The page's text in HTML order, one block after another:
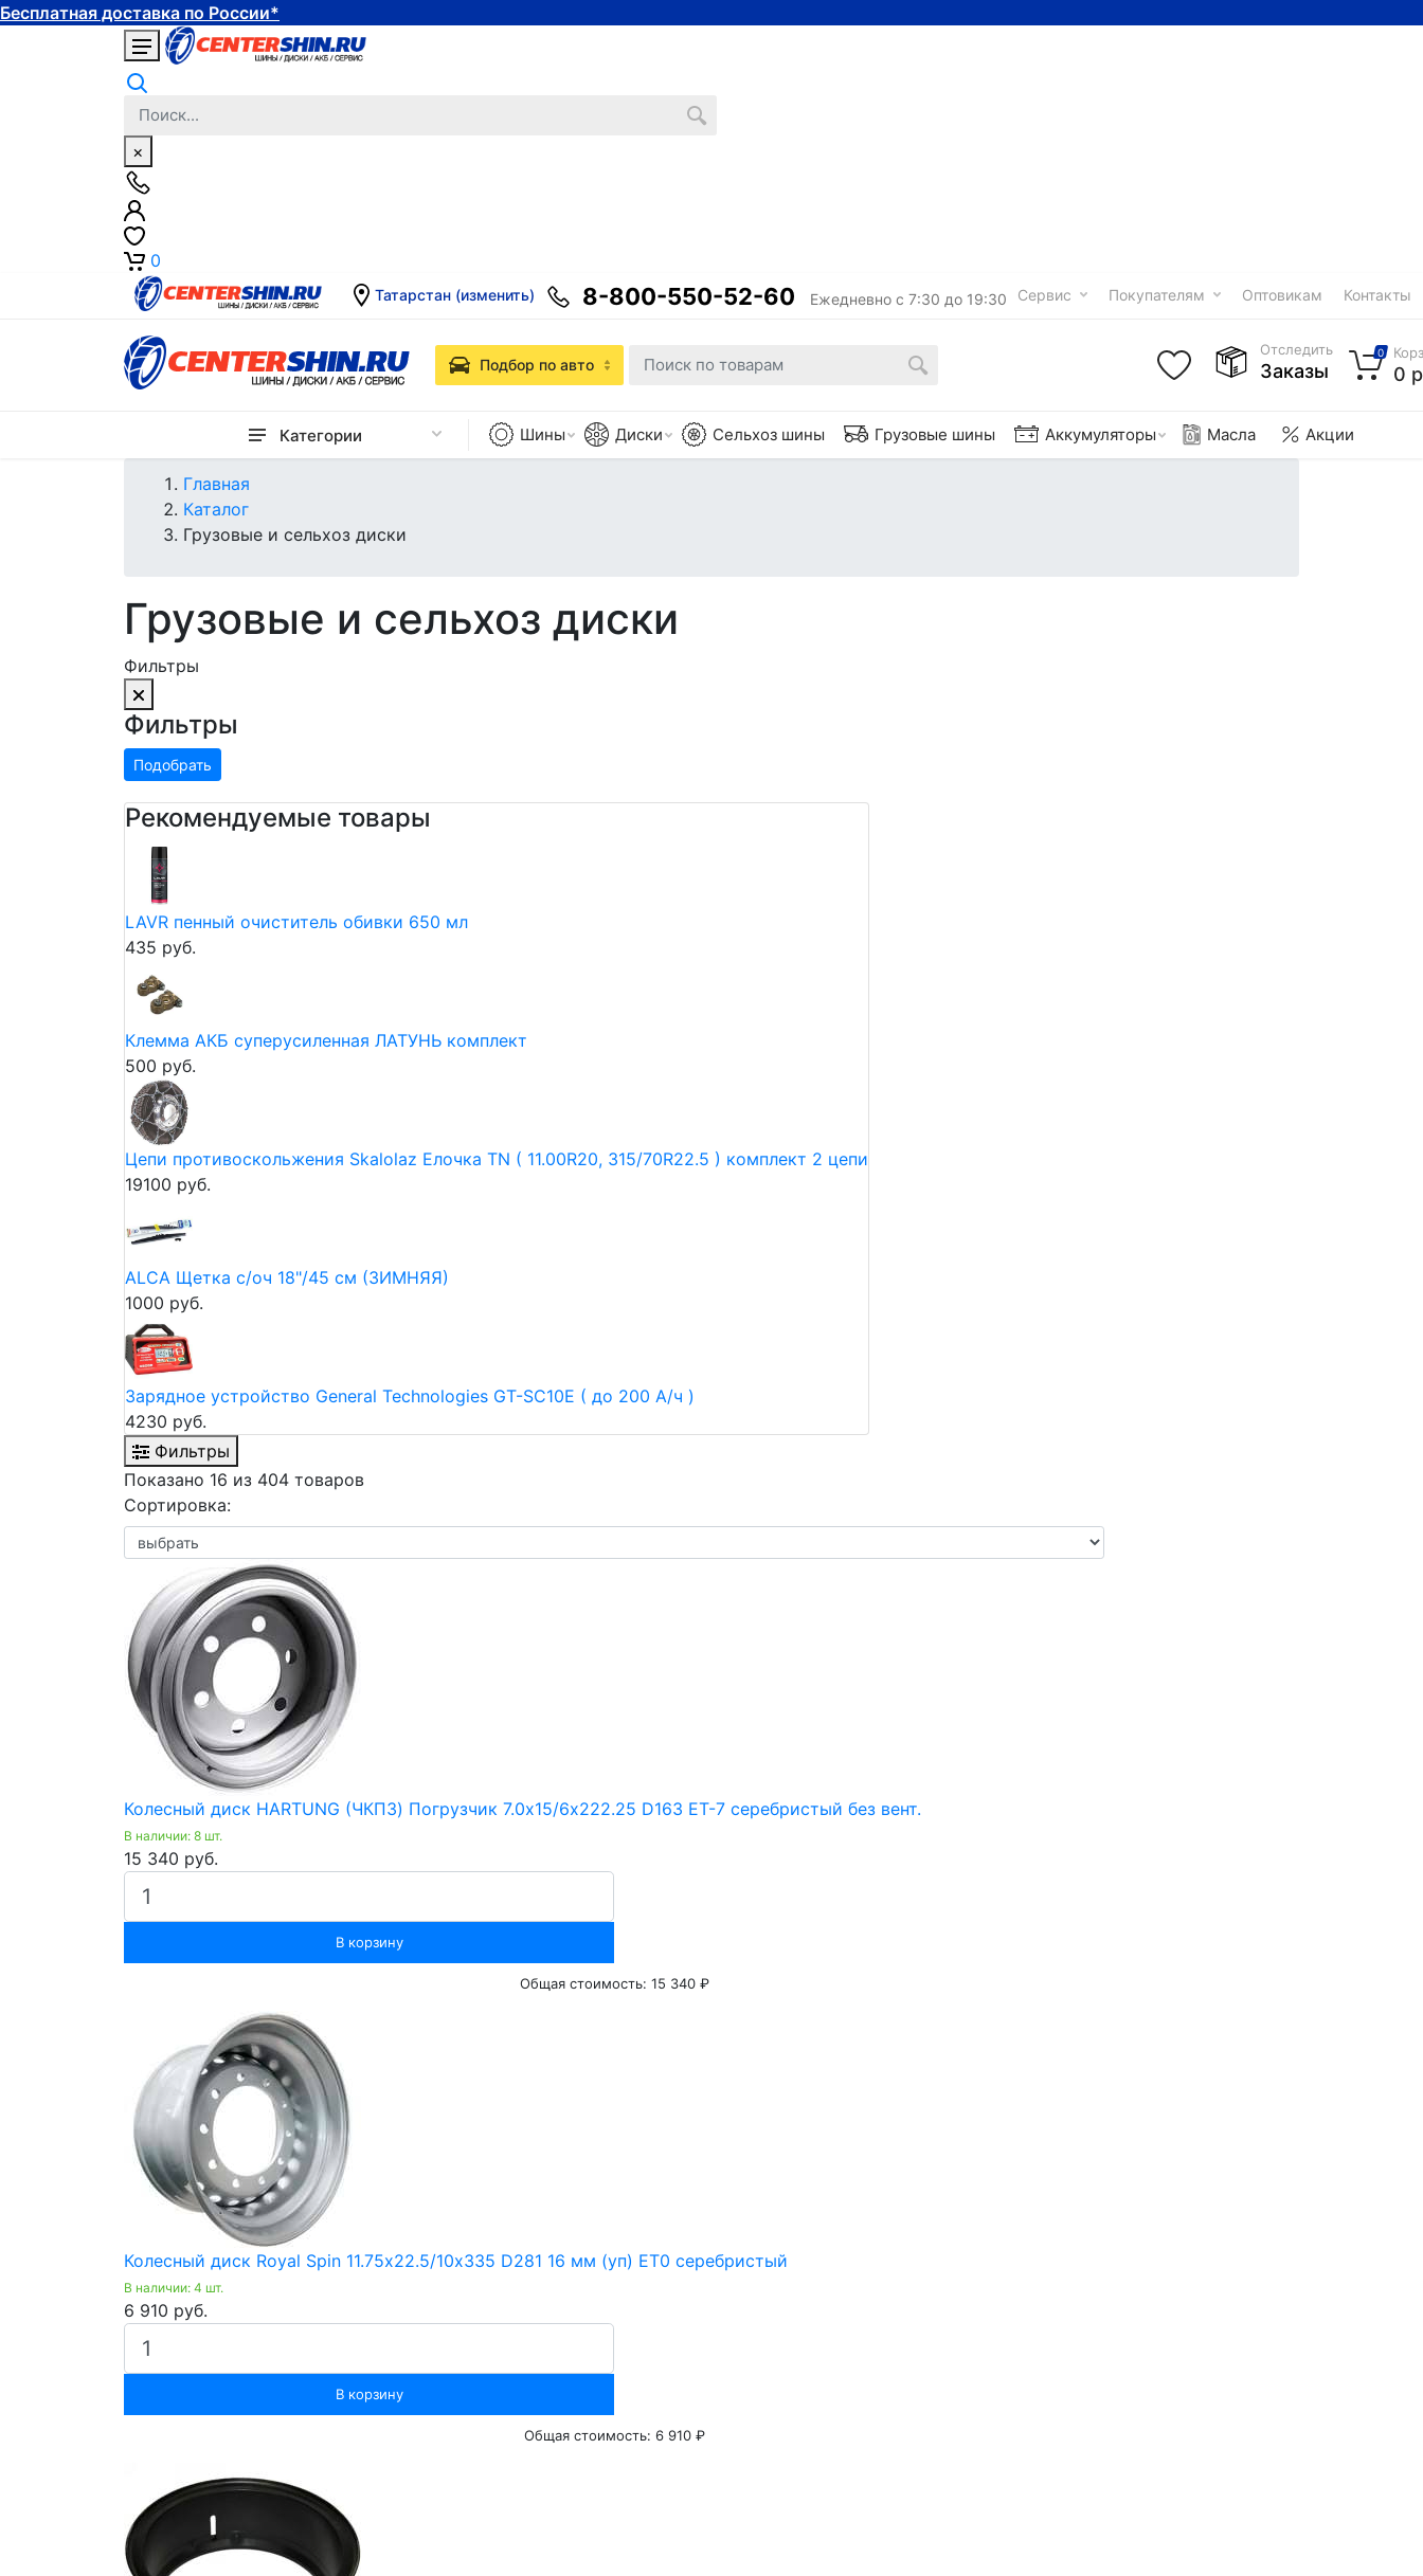
Бесплатная доставка по России*
×
0
Татарстан (изменить) 8-800-550-52-60 Ежедневно с 7:30 до 19:30 Сервис Покупателям Оптовикам Контакты
Категории Шины Диски Сельхоз шины Грузовые шины Аккумуляторы Масла Акции
Подбор по авто
Отследить
Заказы
0
0
Главная
Каталог
Грузовые и сельхоз диски
Грузовые и сельхоз диски
Фильтры
Фильтры
Подобрать
Рекомендуемые товары
LAVR пенный очиститель обивки 650 мл
435 руб.
Клемма АКБ суперусиленная ЛАТУНЬ комплект
500 руб.
Цепи противоскольжения Skalolaz Елочка TN ( 11.00R20, 315/70R22.5 ) комплект 2 цепи
19100 руб.
ALCA Щетка с/оч 18"/45 см (ЗИМНЯЯ)
1000 руб.
Зарядное устройство General Technologies GT-SC10E ( до 200 А/ч )
4230 руб.
Фильтры
Показано 16 из 404 товаров
Сортировка:
Колесный диск HARTUNG (ЧКПЗ) Погрузчик 7.0х15/6х222.25 D163 ET-7 серебристый без вент.
В наличии: 8 шт.
15 340 руб.
В корзину
Общая стоимость: 15 340 ₽
Колесный диск Royal Spin 11.75х22.5/10х335 D281 16 мм (уп) ET0 серебристый
В наличии: 4 шт.
6 910 руб.
В корзину
Общая стоимость: 6 910 ₽